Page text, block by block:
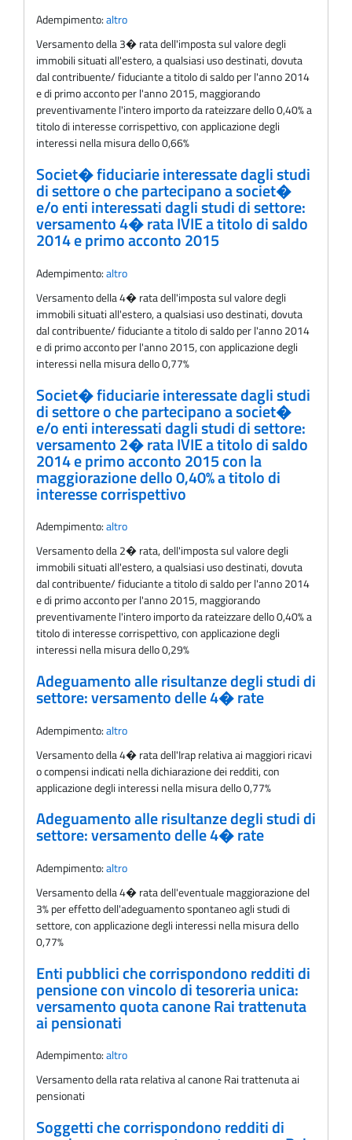
Adempimento:altro
Versamento della 3� rata dell'imposta sul valore degli
immobili situati all'estero, a qualsiasi uso destinati, dovuta
dal contribuente/ fiduciante a titolo di saldo per l'anno 2014
e di primo acconto per l'anno 2015, maggiorando
preventivamente l'intero importo da rateizzare dello 0,40% a
titolo di interesse corrispettivo, con applicazione degli
interessi nella misura dello 0,66%
Societ� fiduciarie interessate dagli studi
di settore o che partecipano a societ�
e/o enti interessati dagli studi di settore:
versamento 4� rata IVIE a titolo di saldo
2014 e primo acconto 2015
Adempimento:altro
Versamento della 4� rata dell'imposta sul valore degli
immobili situati all'estero, a qualsiasi uso destinati, dovuta
dal contribuente/ fiduciante a titolo di saldo per l'anno 2014
e di primo acconto per l'anno 2015, con applicazione degli
interessi nella misura dello 0,77%
Societ� fiduciarie interessate dagli studi
di settore o che partecipano a societ�
e/o enti interessati dagli studi di settore:
versamento 2� rata IVIE a titolo di saldo
2014 e primo acconto 2015 con la
maggiorazione dello 0,40% a titolo di
interesse corrispettivo
Adempimento:altro
Versamento della 2� rata, dell'imposta sul valore degli
immobili situati all'estero, a qualsiasi uso destinati, dovuta
dal contribuente/ fiduciante a titolo di saldo per l'anno 2014
e di primo acconto per l'anno 2015, maggiorando
preventivamente l'intero importo da rateizzare dello 0,40% a
titolo di interesse corrispettivo, con applicazione degli
interessi nella misura dello 0,29%
Adeguamento alle risultanze degli studi di
settore: versamento delle 4� rate
Adempimento:altro
Versamento della 4� rata dell'Irap relativa ai maggiori ricavi
o compensi indicati nella dichiarazione dei redditi, con
applicazione degli interessi nella misura dello 0,77%
Adeguamento alle risultanze degli studi di
settore: versamento delle 4� rate
Adempimento:altro
Versamento della 4� rata dell'eventuale maggiorazione del
3% per effetto dell'adeguamento spontaneo agli studi di
settore, con applicazione degli interessi nella misura dello
0,77%
Enti pubblici che corrispondono redditi di
pensione con vincolo di tesoreria unica:
versamento quota canone Rai trattenuta
ai pensionati
Adempimento:altro
Versamento della rata relativa al canone Rai trattenuta ai
pensionati
Soggetti che corrispondono redditi di